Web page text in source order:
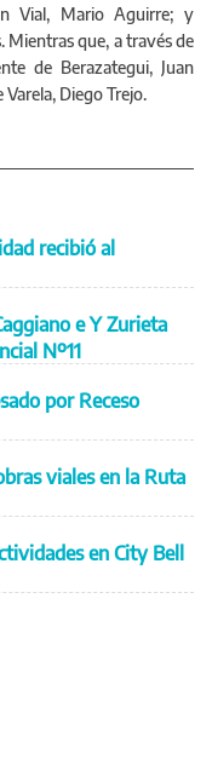
Vial, Mario Aguirre; y
Mientras que, a través de
de Berazategui, Juan
Diego Trejo.
recibió al
e Y Zurieta
Nº11
por Receso
viales en la Ruta
en City Bell